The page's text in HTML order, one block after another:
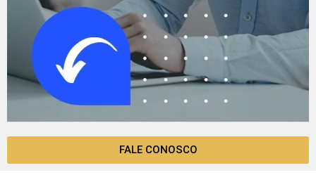
FALE CONOSCO